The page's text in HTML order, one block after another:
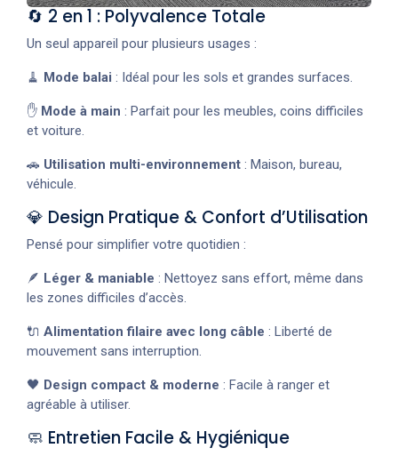
🔄 2 en 1 : Polyvalence Totale
Un seul appareil pour plusieurs usages :
🧹 Mode balai : Idéal pour les sols et grandes surfaces.
✋ Mode à main : Parfait pour les meubles, coins difficiles
et voiture.
🚗 Utilisation multi-environnement : Maison, bureau,
véhicule.
💎 Design Pratique & Confort d’Utilisation
Pensé pour simplifier votre quotidien :
🪶 Léger & maniable : Nettoyez sans effort, même dans
les zones difficiles d’accès.
🔌 Alimentation filaire avec long câble : Liberté de
mouvement sans interruption.
🖤 Design compact & moderne : Facile à ranger et
agréable à utiliser.
🧼 Entretien Facile & Hygiénique